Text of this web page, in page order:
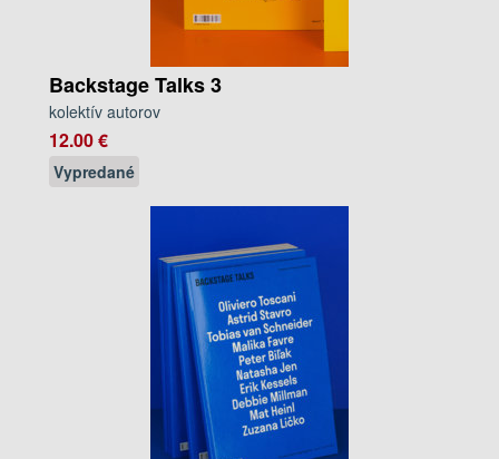
Backstage Talks 3
kolektív autorov
12.00 €
Vypredané